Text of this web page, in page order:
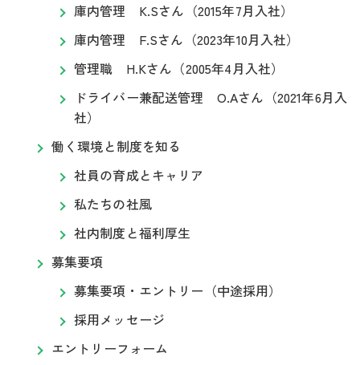
庫内管理 K.Sさん（2015年7月入社）
庫内管理 F.Sさん（2023年10月入社）
管理職 H.Kさん（2005年4月入社）
ドライバー兼配送管理 O.Aさん（2021年6月入
社）
働く環境と制度を知る
社員の育成とキャリア
私たちの社風
社内制度と福利厚生
募集要項
募集要項・エントリー（中途採用）
採用メッセージ
エントリーフォーム